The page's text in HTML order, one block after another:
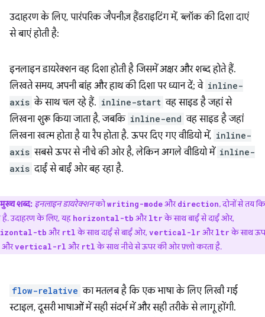
उदाहरण के लिए, पारंपरिक जैपनीज़ हैंडराइटिंग में, ब्लॉक की दिशा दाएं
से बाएं होती है:
इनलाइन डायरेक्शन वह दिशा होती है जिसमें अक्षर और शब्द होते हैं.
लिखते समय, अपनी बांह और हाथ की दिशा पर ध्यान दें; वे inline-
axis के साथ चल रहे हैं. inline-start वह साइड है जहां से
लिखना शुरू किया जाता है, जबकि inline-end वह साइड है जहां
लिखना खत्म होता है या रैप होता है. ऊपर दिए गए वीडियो में, inline-
axis सबसे ऊपर से नीचे की ओर है, लेकिन अगले वीडियो में inline-
axis दाईं से बाईं ओर बह रहा है.
मुख्य शब्द: इनलाइन डायरेक्शनकोwriting-modeऔरdirection, दोनों से तय
है. उदाहरण के लिए, यह horizontal-tb औरltrके साथ बाईं से दाईं ओर,
tb और rtlके साथ दाईं से बाईं ओर, vertical-lr औरltrके साथ
औरvertical-rl और rtlके साथ नीचे से ऊपर की ओर फ़्लो करता है.
flow-relative का मतलब है कि एक भाषा के लिए लिखी गई
स्टाइल, दूसरी भाषाओं में सही संदर्भ में और सही तरीके से लागू होंगी.